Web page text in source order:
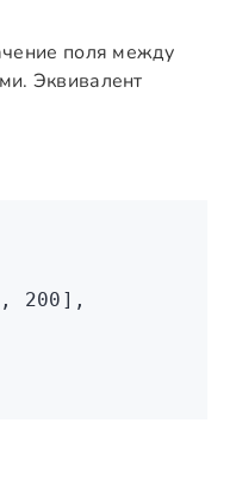
поля между
Эквивалент
, 200 ] ,